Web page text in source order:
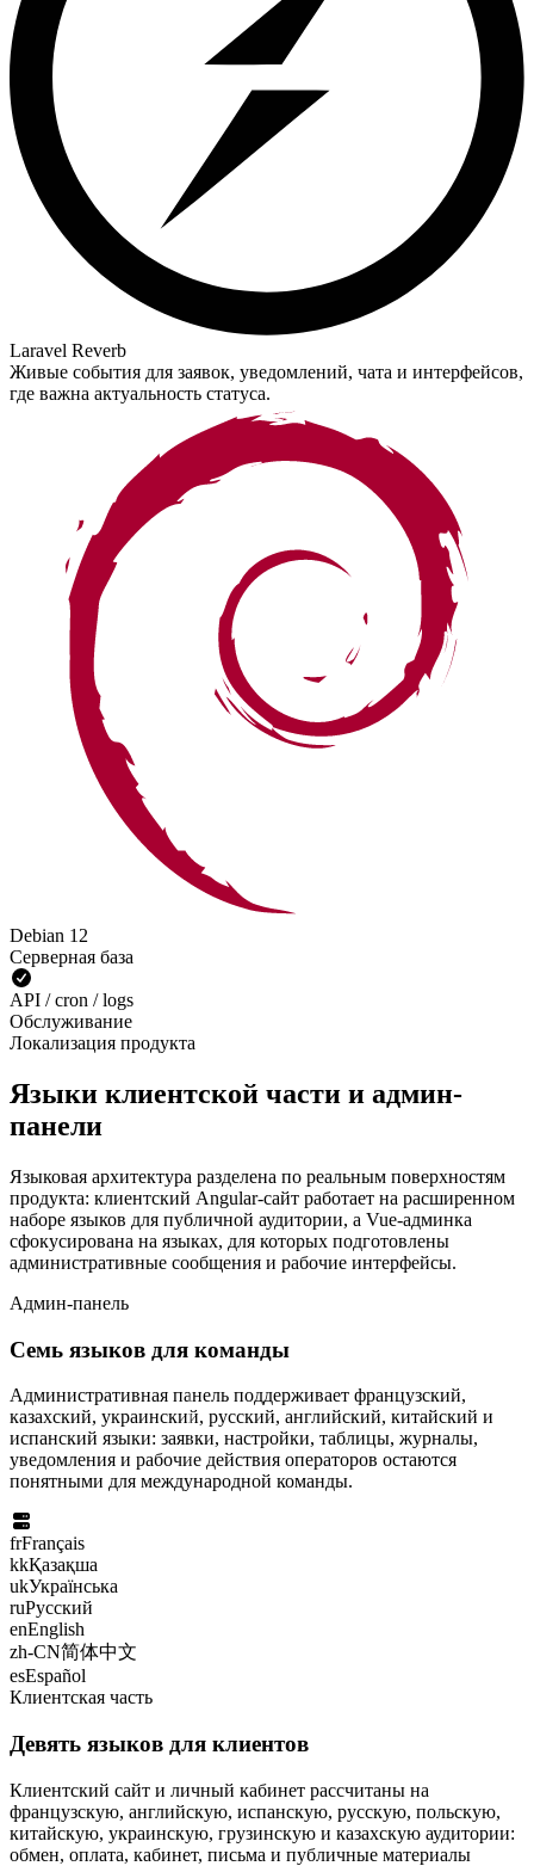
Laravel Reverb
Живые события для заявок, уведомлений, чата и интерфейсов,
где важна актуальность статуса.
Debian 12
Серверная база
API / cron / logs
Обслуживание
Локализация продукта
Языки клиентской части и админ-
панели
Языковая архитектура разделена по реальным поверхностям
продукта: клиентский Angular-сайт работает на расширенном
наборе языков для публичной аудитории, а Vue-админка
сфокусирована на языках, для которых подготовлены
административные сообщения и рабочие интерфейсы.
Админ-панель
Семь языков для команды
Административная панель поддерживает французский,
казахский, украинский, русский, английский, китайский и
испанский языки: заявки, настройки, таблицы, журналы,
уведомления и рабочие действия операторов остаются
понятными для международной команды.
frFrançais
kkҚазақша
ukУкраїнська
ruРусский
enEnglish
zh-CN简体中文
esEspañol
Клиентская часть
Девять языков для клиентов
Клиентский сайт и личный кабинет рассчитаны на
французскую, английскую, испанскую, русскую, польскую,
китайскую, украинскую, грузинскую и казахскую аудитории:
обмен, оплата, кабинет, письма и публичные материалы